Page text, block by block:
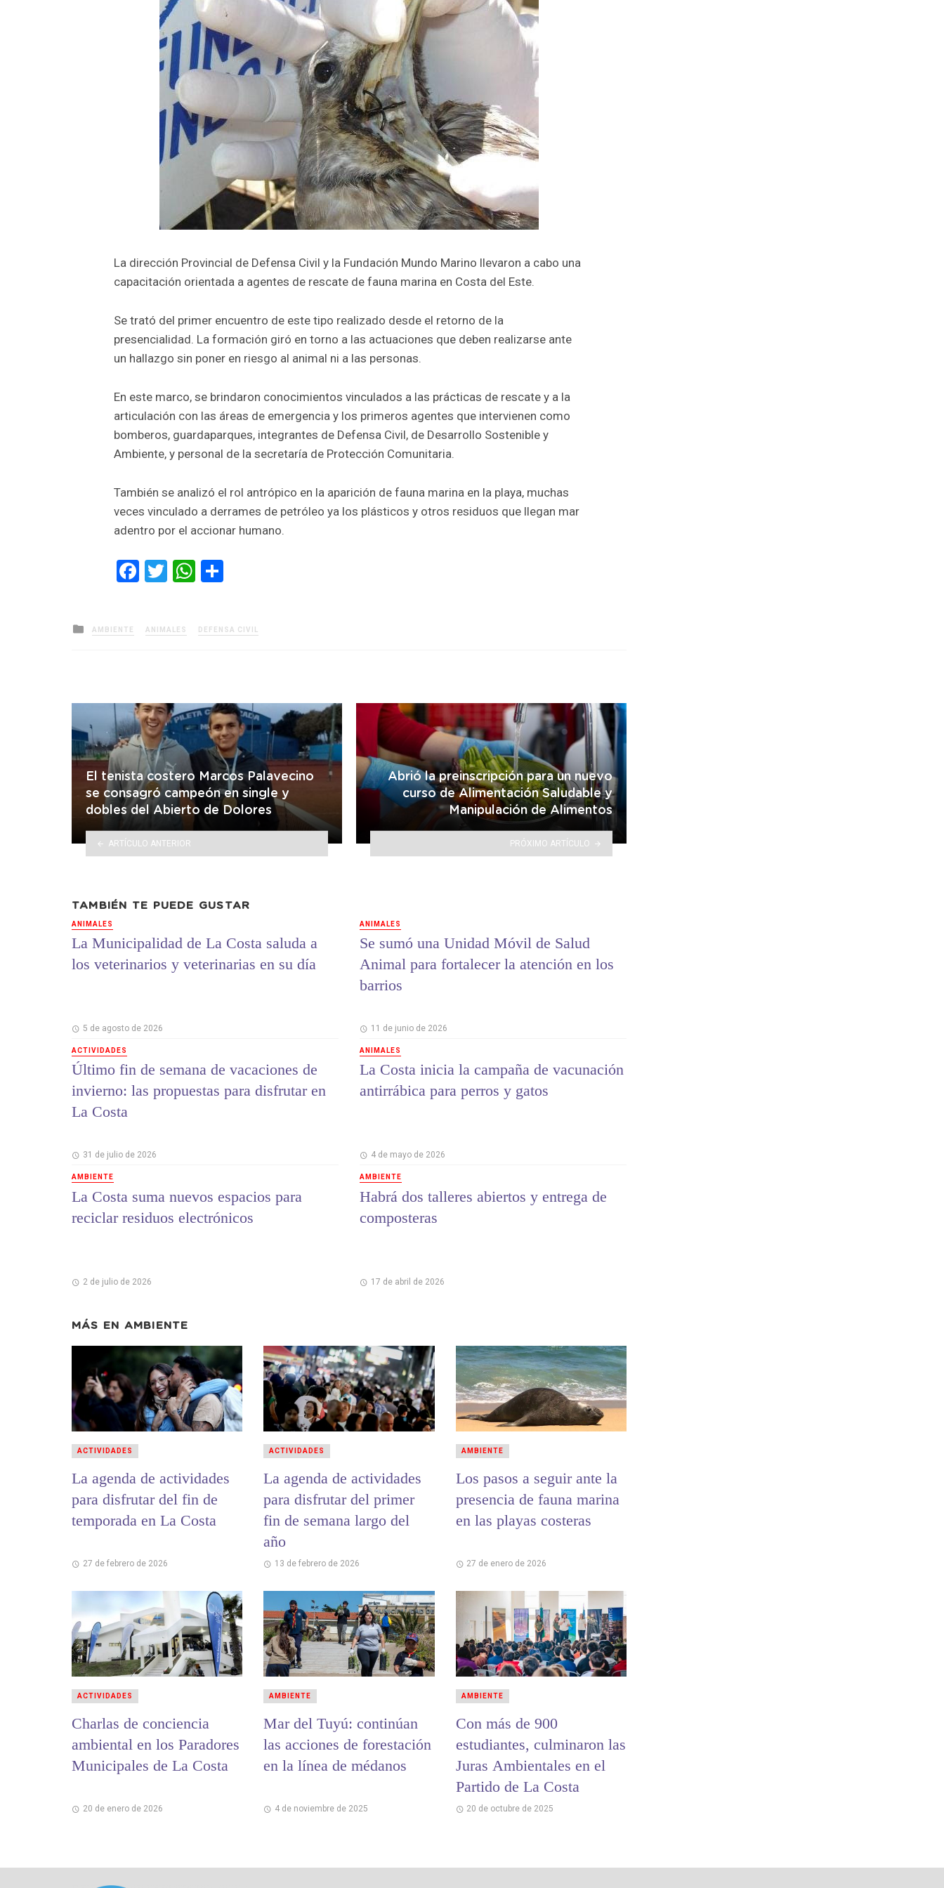
La dirección Provincial de Defensa Civil y la Fundación Mundo Marino llevaron a cabo una
capacitación orientada a agentes de rescate de fauna marina en Costa del Este.
Se trató del primer encuentro de este tipo realizado desde el retorno de la
presencialidad. La formación giró en torno a las actuaciones que deben realizarse ante
un hallazgo sin poner en riesgo al animal ni a las personas.
En este marco, se brindaron conocimientos vinculados a las prácticas de rescate y a la
articulación con las áreas de emergencia y los primeros agentes que intervienen como
bomberos, guardaparques, integrantes de Defensa Civil, de Desarrollo Sostenible y
Ambiente, y personal de la secretaría de Protección Comunitaria.
También se analizó el rol antrópico en la aparición de fauna marina en la playa, muchas
veces vinculado a derrames de petróleo ya los plásticos y otros residuos que llegan mar
adentro por el accionar humano.
Facebook
TwitterWhatsApp
Posted
in
AMBIENTE ANIMALES DEFENSA CIVIL
El tenista costero Marcos Palavecino
se consagró campeón en single y
dobles del Abierto de Dolores
ARTÍCULO ANTERIOR
Abrió la preinscripción para un nuevo
curso de Alimentación Saludable y
Manipulación de Alimentos
PRÓXIMO ARTÍCULO
TAMBIÉN TE PUEDE GUSTAR
ANIMALES
La Municipalidad de La Costa saluda a
los veterinarios y veterinarias en su día
5 de agosto de 2026
ACTIVIDADES
Último fin de semana de vacaciones de
invierno: las propuestas para disfrutar en
La Costa
31 de julio de 2026
AMBIENTE
La Costa suma nuevos espacios para
reciclar residuos electrónicos
2 de julio de 2026
ANIMALES
Se sumó una Unidad Móvil de Salud
Animal para fortalecer la atención en los
barrios
11 de junio de 2026
ANIMALES
La Costa inicia la campaña de vacunación
antirrábica para perros y gatos
4 de mayo de 2026
AMBIENTE
Habrá dos talleres abiertos y entrega de
composteras
17 de abril de 2026
MÁS EN AMBIENTE
La agenda de actividades
para disfrutar del fin de
temporada en La Costa
27 de febrero de 2026
ACTIVIDADES
La agenda de actividades
para disfrutar del primer
fin de semana largo del
año
13 de febrero de 2026
ACTIVIDADES
Los pasos a seguir ante la
presencia de fauna marina
en las playas costeras
27 de enero de 2026
AMBIENTE
Charlas de conciencia
ambiental en los Paradores
Municipales de La Costa
20 de enero de 2026
ACTIVIDADES
Mar del Tuyú: continúan
las acciones de forestación
en la línea de médanos
4 de noviembre de 2025
AMBIENTE
Con más de 900
estudiantes, culminaron las
Juras Ambientales en el
Partido de La Costa
20 de octubre de 2025
AMBIENTE